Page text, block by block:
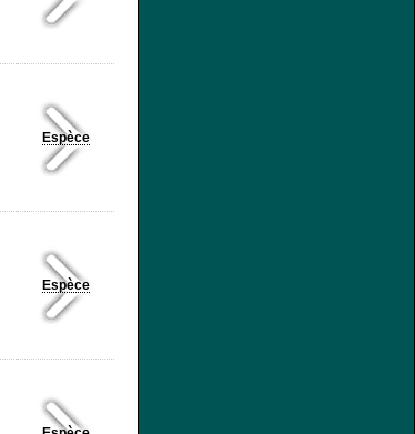
Espèce
Espèce